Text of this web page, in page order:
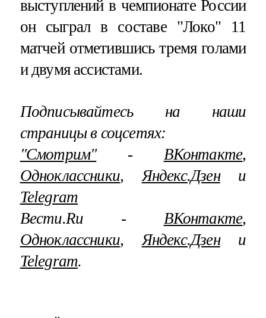
выступлений в чемпионате России
он сыграл в составе "Локо" 11
матчей отметившись тремя голами
и двумя ассистами.
Подписывайтесь на наши
страницы в соцсетях:
"Смотрим"‐ ВКонтакте,
Одноклассники,Яндекс.Дзени
Telegram
Вести.Ru ‐ ВКонтакте,
Одноклассники,Яндекс.Дзени
Telegram.